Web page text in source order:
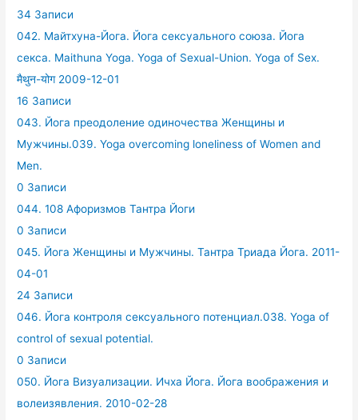
34 Записи
042. Майтхуна-Йога. Йога сексуального союза. Йога
секса. Maithuna Yoga. Yoga of Sexual-Union. Yoga of Sex.
मैथुन-योग 2009-12-01
16 Записи
043. Йога преодоление одиночества Женщины и
Мужчины.039. Yoga overcoming loneliness of Women and
Men.
0 Записи
044. 108 Афоризмов Тантра Йоги
0 Записи
045. Йога Женщины и Мужчины. Тантра Триада Йога. 2011-
04-01
24 Записи
046. Йога контроля сексуального потенциал.038. Yoga of
control of sexual potential.
0 Записи
050. Йога Визуализации. Ичха Йога. Йога воображения и
волеизявления. 2010-02-28